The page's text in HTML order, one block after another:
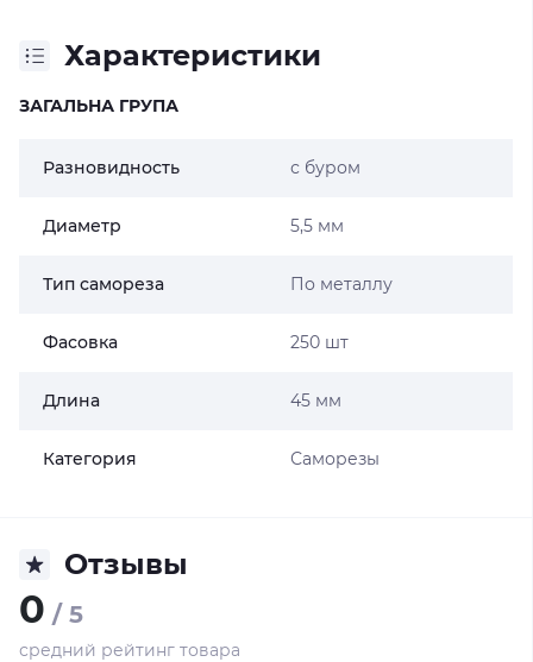
Характеристики
ЗАГАЛЬНА ГРУПА
Разновидность с буром
Диаметр 5,5 мм
Тип самореза По металлу
Фасовка 250 шт
Длина 45 мм
Категория Саморезы
Отзывы
0 / 5
средний рейтинг товара